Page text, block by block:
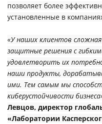
позволяет более
установленные в
«У наших клиентов
защитные решения с
удовлетворить их
наши продукты,
ими. Тем самым мы
киберустойчивости
Левцов, директор
«Лаборатории